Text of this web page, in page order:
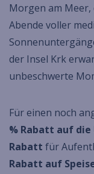
Morgen am
Abende voller
der Insel Krk
unbeschwerte
Für einen noch
% Rabatt auf
Rabatt für
Rabatt auf